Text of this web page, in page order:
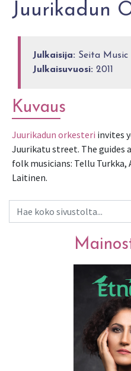
Juurikadun
Julkaisija: Seita Music
Julkaisuvuosi: 2011
Kuvaus
Juurikadun orkesteri invites
Juurikatu street. The guides
folk musicians: Tellu
Laitinen.
Haku